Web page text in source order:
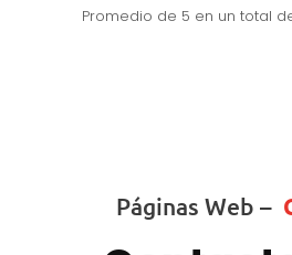
Promedio de 5 en un total
Páginas Web –